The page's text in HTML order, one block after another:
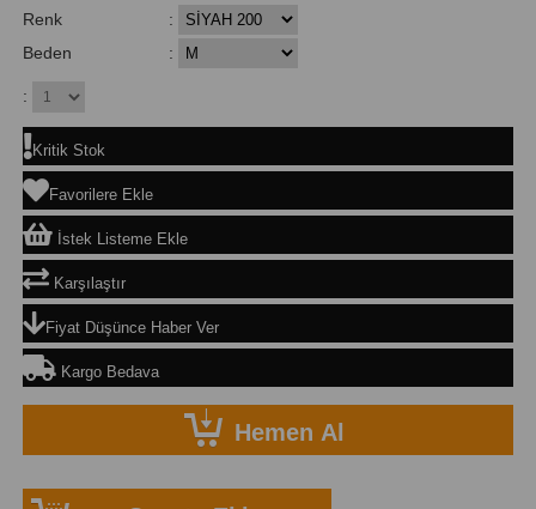
Renk
:
Beden
:
:
Kritik Stok
Favorilere Ekle
İstek Listeme Ekle
Karşılaştır
Fiyat Düşünce Haber Ver
Kargo Bedava